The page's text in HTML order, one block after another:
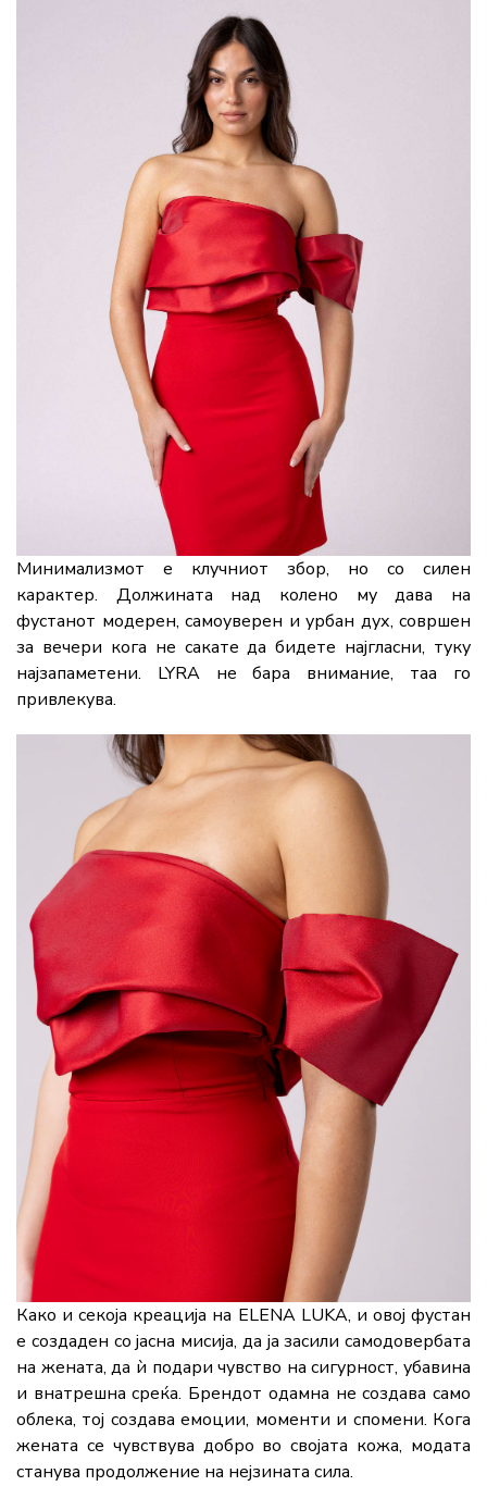
Минимализмот е клучниот збор, но со силен
карактер. Должината над колено му дава на
фустанот модерен, самоуверен и урбан дух, совршен
за вечери кога не сакате да бидете најгласни, туку
најзапаметени. LYRA не бара внимание, таа го
привлекува.
Како и секоја креација на ELENA LUKA, и овој фустан
е создаден со јасна мисија, да ја засили самодовербата
на жената, да ѝ подари чувство на сигурност, убавина
и внатрешна среќа. Брендот одамна не создава само
облека, тој создава емоции, моменти и спомени. Кога
жената се чувствува добро во својата кожа, модата
станува продолжение на нејзината сила.